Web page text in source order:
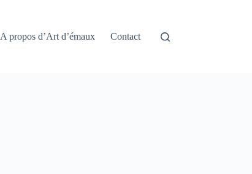
A propos d’Art d’émaux Contact